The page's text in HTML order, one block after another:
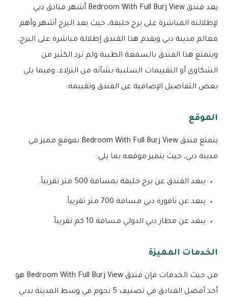
يعد فندق Bedroom With Full Burj View أشهر فنادق دبي
لإطلالته المباشرة على برج خليفة، حيث يعد البرج أشهر وأهم
معالم مدينة دبي ويقدم هذا الفندق إطلالة مباشرة على البرج،
ويتمتع هذا الفندق بالسمعة الطيبة ولم ترد الكثير من
الشكاوى أو التقييمات السلبية بشأنه من النزلاء، وفيما يلي
بعض التفاصيل الإضافية عن الفندق وتقييمه:
الموقع
يتمتع فندق Bedroom With Full Burj View بموقع مميز في
مدينة دبي، حيث يتميز موقعه بما يلي:
يبعد الفندق عن برج خليفة بمسافة 500 متر تقريباً.
يبعد عن نافورة دبي مسافة 700 متر تقريباً.
يبعد عن مطار دبي الدولي مسافة 10 كم تقريباً.
الخدمات المميزة
من حيث الخدمات فإن فندق Bedroom With Full Burj View هو
أحد أفضل الفنادق في تصنيف 5 نجوم في وسط المدينة بدبي